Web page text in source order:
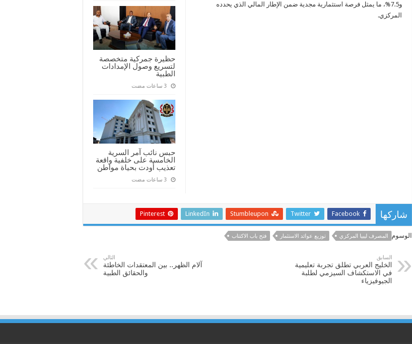
حظيرة جمركية متخصصة
لتسريع وصول الإمدادات
الطبية
حبس نائب آمر السرية
الخامسة على خلفية واقعة
تعذيب أودت بحياة مواطن
و7.5%، ما يمثل فرصة استثمارية مجدية ضمن الإطار المالي الذي يحدده
المركزي.
شاركها Facebook
Twitter
Stumbleupon
LinkedIn
Pinterest
الوسوم المصرف ليبيا المركزي توزيع عوائد الاستثمار فتح باب الاكتتاب
السابق
الخليج العربي تطلق تجربة تعليمية
في الاستكشاف السيزمي لطلبة
الجيوفيزياء
التالي
آلام الظهر.. بين المعتقدات الخاطئة
والحقائق الطبية